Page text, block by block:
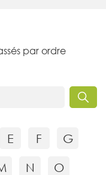
par ordre
E F
G
N
O